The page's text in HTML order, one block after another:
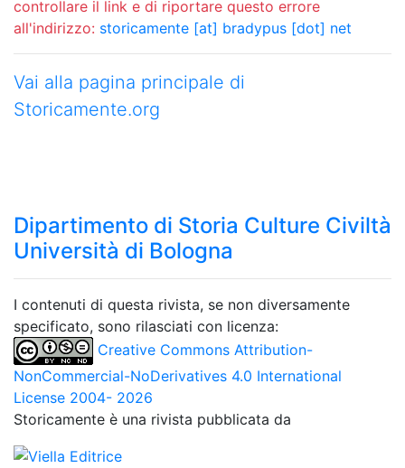
controllare il link e di riportare questo errore
all'indirizzo: storicamente [at] bradypus [dot] net
Vai alla pagina principale di
Storicamente.org
Dipartimento di Storia Culture Civiltà
Università di Bologna
I contenuti di questa rivista, se non diversamente
specificato, sono rilasciati con licenza:
Creative Commons Attribution-
NonCommercial-NoDerivatives 4.0 International
License 2004- 2026
Storicamente è una rivista pubblicata da